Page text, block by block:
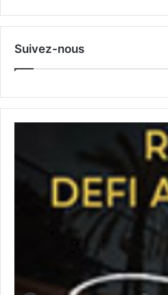
Suivez-nous